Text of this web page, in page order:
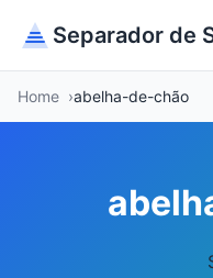
Separador de
Home abelha-de-chão